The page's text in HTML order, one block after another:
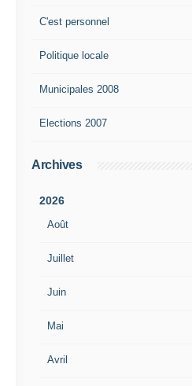
C'est personnel
Politique locale
Municipales 2008
Elections 2007
Archives
2026
Août
Juillet
Juin
Mai
Avril